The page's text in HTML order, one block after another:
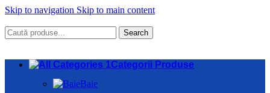
Skip to navigation Skip to main content
Search
Categorii Produse
Baie